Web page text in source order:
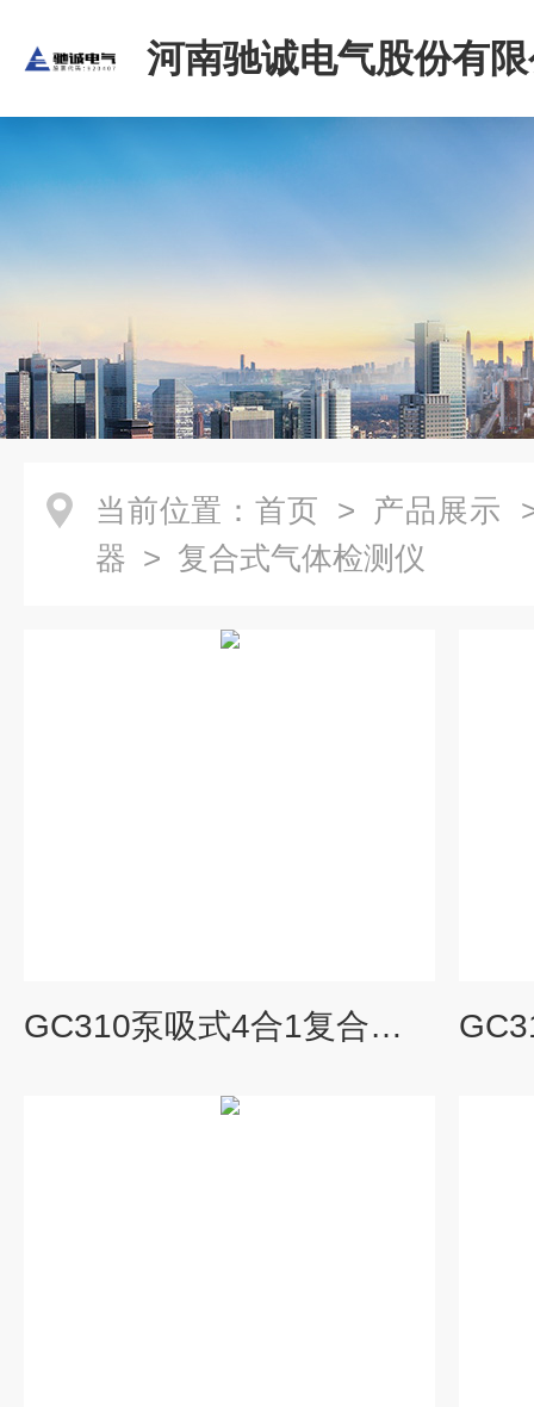
河南驰诚电气股份有
当前位置： 首页 > 产品展示
器 > 复合式气体检测仪
GC310泵吸式4合1复合式气体检测报警仪